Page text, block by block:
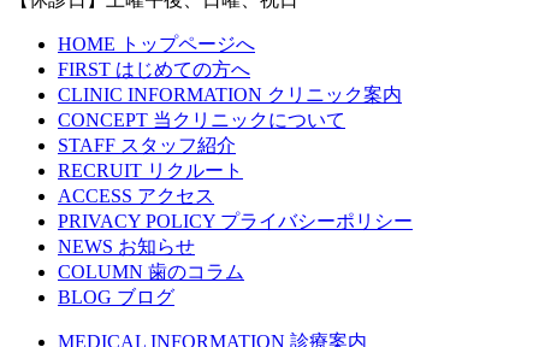
HOME
トップページへ
FIRST はじめての方へ
CLINIC INFORMATION クリニック案内
CONCEPT 当クリニックについて
STAFF スタッフ紹介
RECRUIT リクルート
ACCESS アクセス
PRIVACY POLICY プライバシーポリシー
NEWS お知らせ
COLUMN 歯のコラム
BLOG ブログ
MEDICAL INFORMATION 診療案内